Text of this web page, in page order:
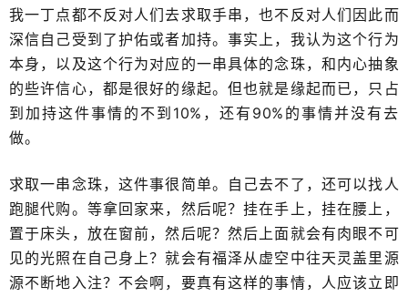
我一丁点都不反对人们去求取手串，也不反对人们因此而
深信自己受到了护佑或者加持。事实上，我认为这个行为
本身，以及这个行为对应的一串具体的念珠，和内心抽象
的些许信心，都是很好的缘起。但也就是缘起而已，只占
到加持这件事情的不到10%，还有90%的事情并没有去
做。
求取一串念珠，这件事很简单。自己去不了，还可以找人
跑腿代购。等拿回家来，然后呢？挂在手上，挂在腰上，
置于床头，放在窗前，然后呢？然后上面就会有肉眼不可
见的光照在自己身上？就会有福泽从虚空中往天灵盖里源
源不断地入注？不会啊，要真有这样的事情，人应该立即